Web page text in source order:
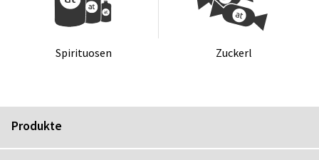
Spi­ri­tuo­sen Zu­ckerl
Produkte